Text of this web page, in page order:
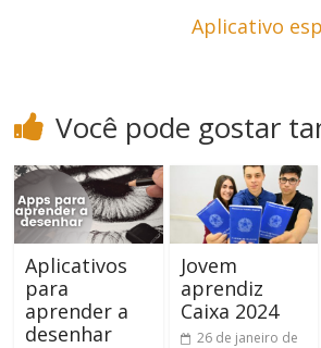
Aplicativo
Você pode gostar
Aplicativos
para
aprender a
desenhar
Jovem
aprendiz
Caixa 2024
26 de janeiro de